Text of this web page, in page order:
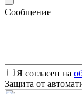
Сообщение
Я согласен на
Защита от